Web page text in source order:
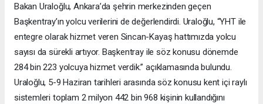
Bakan Uraloğlu, Ankara’da şehrin merkezinden geçen
Başkentray’ın yolcu verilerini de değerlendirdi. Uraloğlu, “YHT ile
entegre olarak hizmet veren Sincan-Kayaş hattımızda yolcu
sayısı da sürekli artıyor. Başkentray ile söz konusu dönemde
284 bin 223 yolcuya hizmet verdik.” açıklamasında bulundu.
Uraloğlu, 5-9 Haziran tarihleri arasında söz konusu kent içi raylı
sistemleri toplam 2 milyon 442 bin 968 kişinin kullandığını